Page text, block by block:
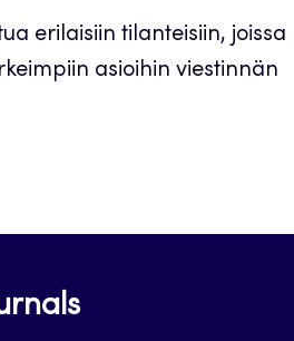
erilaisiin tilanteisiin, joissa
asioihin viestinnän